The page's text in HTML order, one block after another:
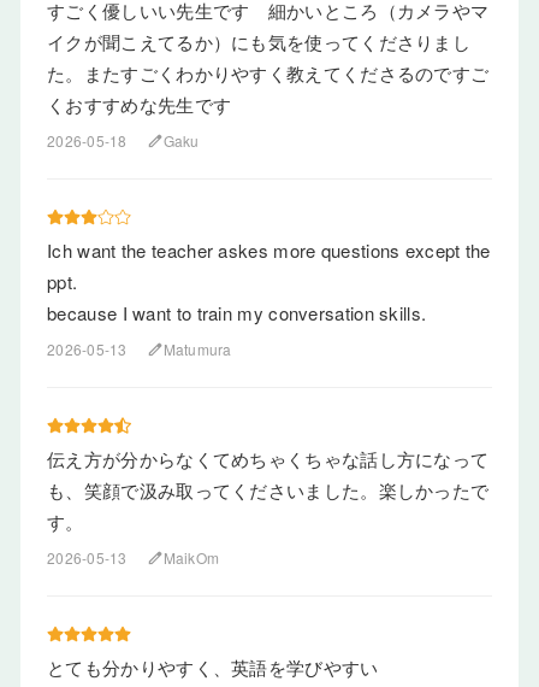
すごく優しいい先生です 細かいところ（カメラやマ
イクが聞こえてるか）にも気を使ってくださりまし
た。またすごくわかりやすく教えてくださるのですご
くおすすめな先生です
2026-05-18 editGaku
Ich want the teacher askes more questions except the
ppt.
because I want to train my conversation skills.
2026-05-13 editMatumura
伝え方が分からなくてめちゃくちゃな話し方になって
も、笑顔で汲み取ってくださいました。楽しかったで
す。
2026-05-13 editMaikOm
とても分かりやすく、英語を学びやすい